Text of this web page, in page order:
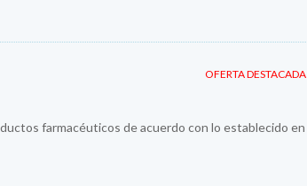
OFERTA DESTACADA
farmacéuticos de acuerdo con lo establecido en